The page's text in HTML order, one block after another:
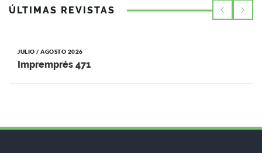
ÚLTIMAS REVISTAS
JULIO / AGOSTO 2026
Impremprés 471